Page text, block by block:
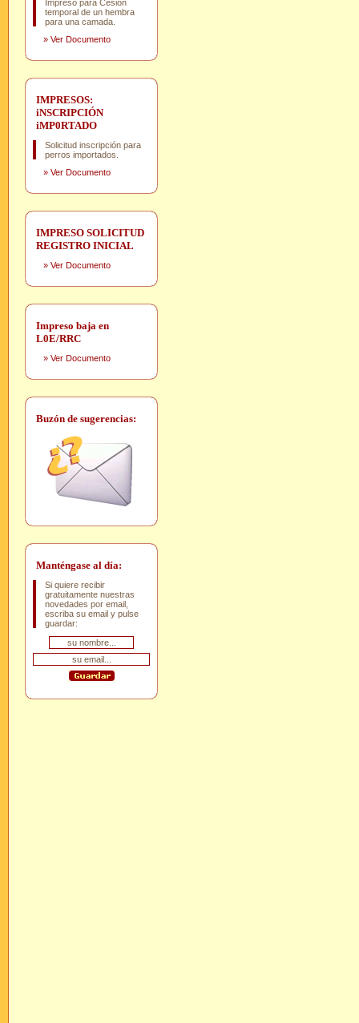
Impreso para Cesión
temporal de un hembra
para una camada.
» Ver Documento
IMPRESOS:
iNSCRIPCIÓN
iMP0RTADO
Solicitud inscripción para
perros importados.
» Ver Documento
IMPRESO SOLICITUD
REGISTRO INICIAL
» Ver Documento
Impreso baja en
L0E/RRC
» Ver Documento
Buzón de sugerencias:
Manténgase al día:
Si quiere recibir
gratuitamente nuestras
novedades por email,
escriba su email y pulse
guardar: